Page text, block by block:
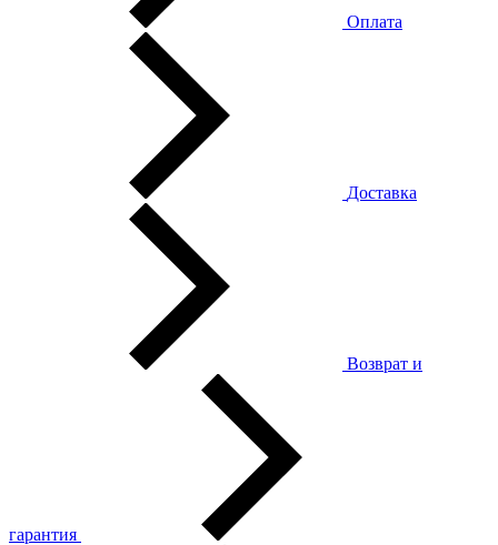
Оплата
Доставка
Возврат и
гарантия